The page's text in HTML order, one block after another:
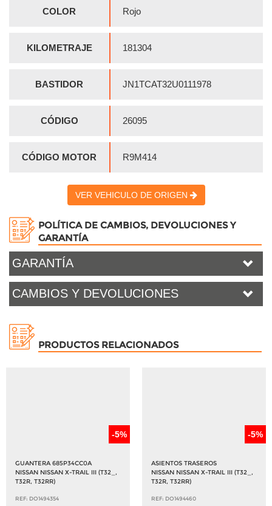
COLOR Rojo
KILOMETRAJE 181304
BASTIDOR JN1TCAT32U0111978
CÓDIGO 26095
CÓDIGO MOTOR R9M414
VER VEHICULO DE ORIGEN
POLÍTICA DE CAMBIOS, DEVOLUCIONES Y
GARANTÍA
GARANTÍA
CAMBIOS Y DEVOLUCIONES
PRODUCTOS RELACIONADOS
-5%
GUANTERA 685P34CC0A
NISSAN NISSAN X-TRAIL III (T32_,
T32R, T32RR)
REF: DO1494354
-5%
ASIENTOS TRASEROS
NISSAN NISSAN X-TRAIL III (T32_,
T32R, T32RR)
REF: DO1494460